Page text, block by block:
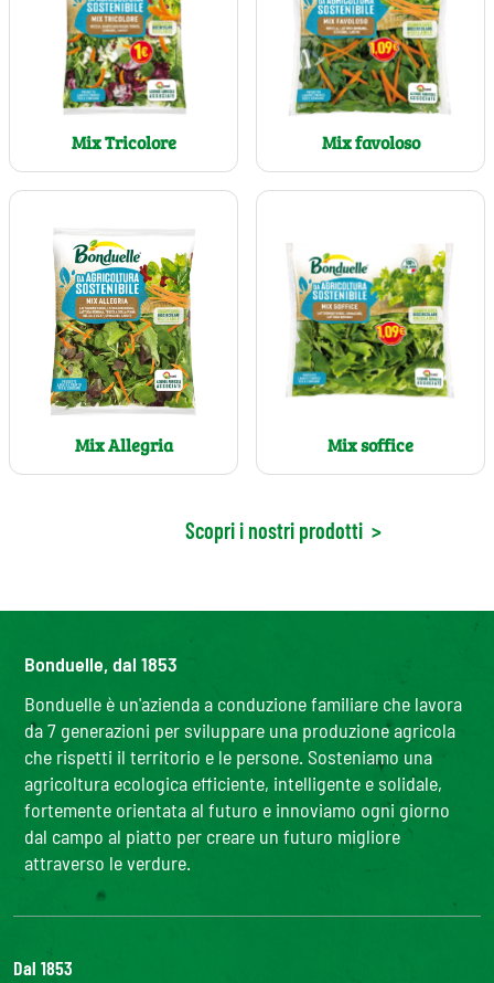
Mix Tricolore Mix favoloso
Mix Allegria Mix soffice
Scopri i nostri prodotti >
Bonduelle, dal 1853
Bonduelle è un'azienda a conduzione familiare che lavora
da 7 generazioni per sviluppare una produzione agricola
che rispetti il territorio e le persone. Sosteniamo una
agricoltura ecologica efficiente, intelligente e solidale,
fortemente orientata al futuro e innoviamo ogni giorno
dal campo al piatto per creare un futuro migliore
attraverso le verdure.
Dal 1853